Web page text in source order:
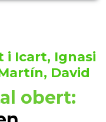
i Icart, Ignasi
David
obert: